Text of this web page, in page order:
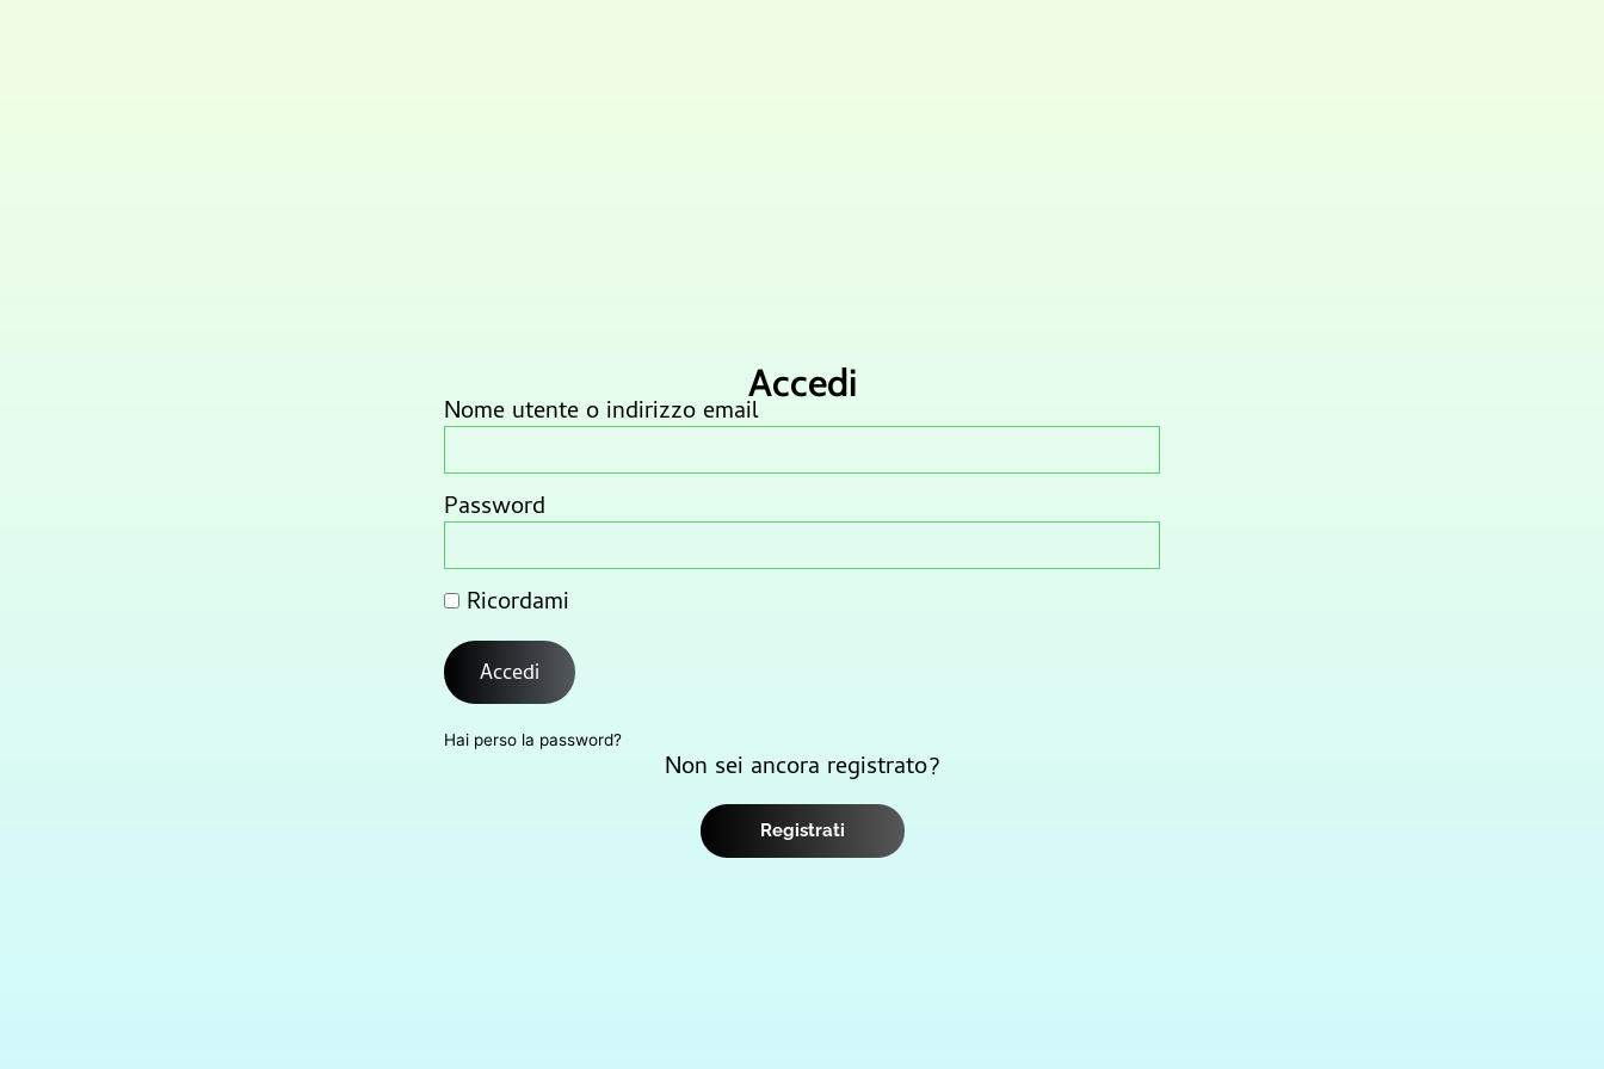
Accedi
Nome utente o indirizzo email
Password
Ricordami
Accedi
Hai perso la password?
Non sei ancora registrato?
Registrati